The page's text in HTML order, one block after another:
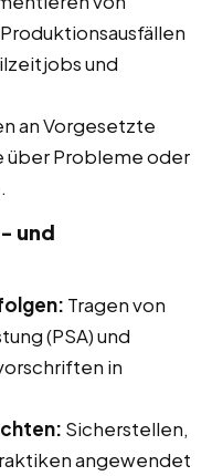
und
an Vorgesetzte
über Probleme oder
und
Tragen von
(PSA) und
in
Sicherstellen,
angewendet